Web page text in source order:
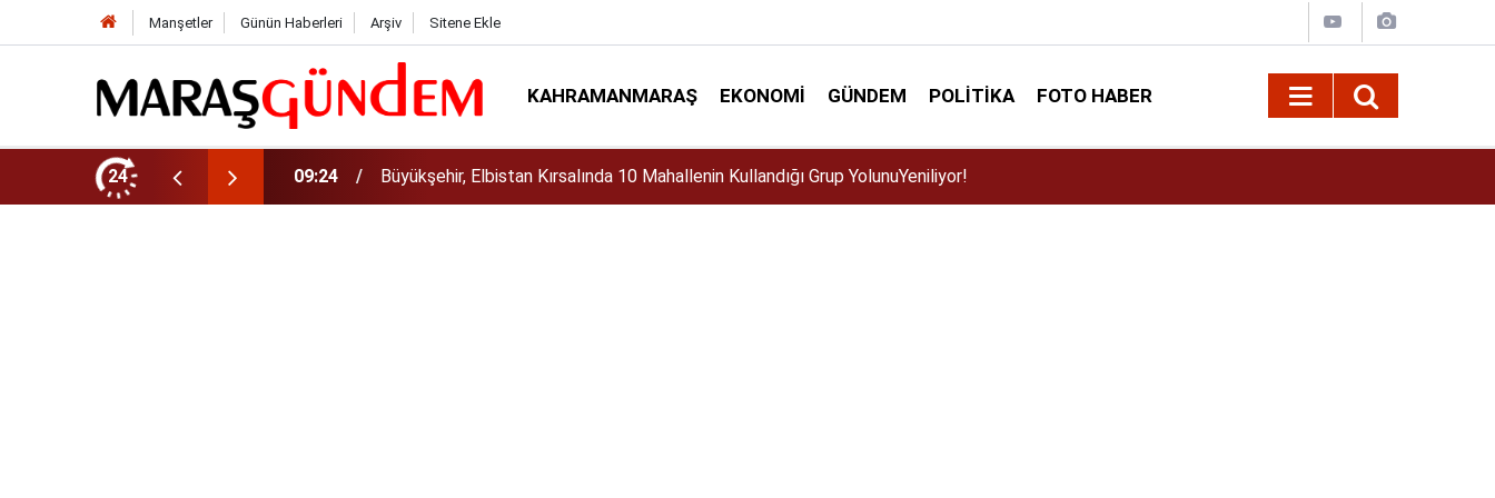
Manşetler Günün Haberleri Arşiv Sitene Ekle
KAHRAMANMARAŞ EKONOMI GÜNDEM POLITIKA FOTO HABER
24
Grup YolunuYeniliyor! 09:12 Sonumuz Yakın mı?